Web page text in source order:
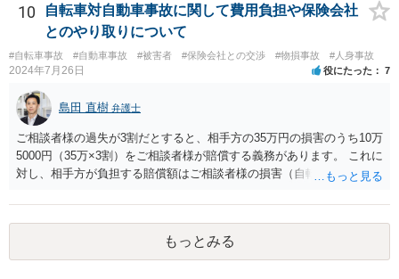
10
自転車対自動車事故に関して費用負担や保険会社
とのやり取りについて
#自転車事故 #自動車事故 #被害者 #保険会社との交渉 #物損事故 #人身事故
2024年7月26日 役にたった 7
島田 直樹 弁護士
ご相談者様の過失が3割だとすると、相手方の35万円の損害のうち10万
5000円（35万×3割）をご相談者様が賠償する義務があります。 これに
対し、相手方が負担する賠償額はご相談者様の損害（自転車の修理費
なります。 したがって、ご相談者様の損害が、16万円（相手方賠償額
16万円×7割＝10万4800円）を超えれば、賠償として受け取る金額の方
が多くなります。 なお、通院慰謝料は、裁判基準で1か月で28万円、2
か月で52万円が相場となりますが、任意交渉では一定割合減額（3割減
もっとみる